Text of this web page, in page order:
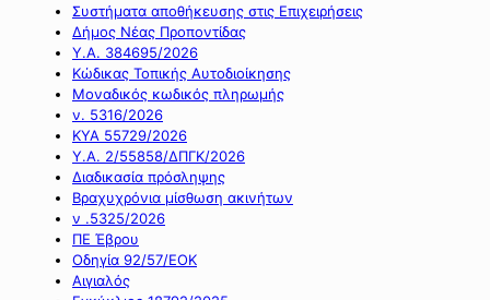
Συστήματα αποθήκευσης στις Επιχειρήσεις
Δήμος Νέας Προποντίδας
Υ.Α. 384695/2026
Κώδικας Τοπικής Αυτοδιοίκησης
Μοναδικός κωδικός πληρωμής
ν. 5316/2026
ΚΥΑ 55729/2026
Υ.Α. 2/55858/ΔΠΓΚ/2026
Διαδικασία πρόσληψης
Βραχυχρόνια μίσθωση ακινήτων
ν .5325/2026
ΠΕ Έβρου
Οδηγία 92/57/ΕΟΚ
Αιγιαλός